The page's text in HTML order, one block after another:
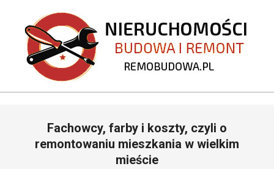
content
REMOBUDOWA.PL
Fachowcy, farby i koszty, czyli o
remontowaniu mieszkania w wielkim
mieście